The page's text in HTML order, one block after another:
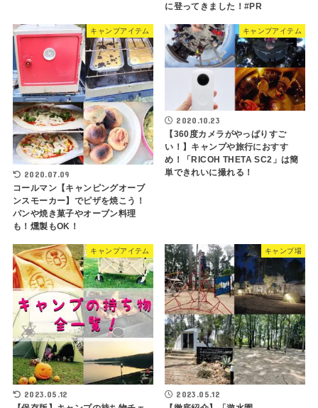
に登ってきました！#PR
キャンプアイテム
2020.07.09
コールマン【キャンピングオーブ
ンスモーカー】でピザを焼こう！
パンや焼き菓子やオーブン料理
も！燻製もOK！
キャンプアイテム
2020.10.23
【360度カメラがやっぱりすご
い！】キャンプや旅行におすす
め！「RICOH THETA SC2」は簡
単できれいに撮れる！
キャンプアイテム
2023.05.12
キャンプ場
2023.05.12